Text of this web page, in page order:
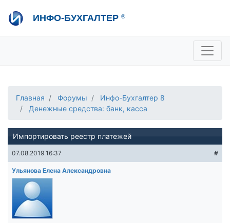
ИНФО-БУХГАЛТЕР ®
Отдел продаж
Консультации
Главная Форумы
Инфо-Бухгалтер 8
Денежные средства: банк, касса
Импортировать реестр платежей
07.08.2019 16:37 #
Ульянова Елена Александровна